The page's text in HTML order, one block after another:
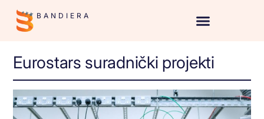
BANDIERA
Eurostars suradnički projekti